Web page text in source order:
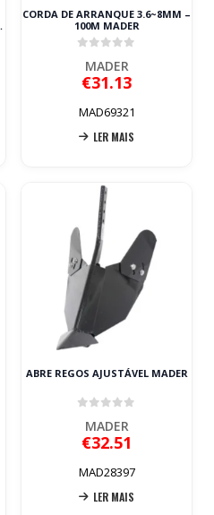
CORDA DE ARRANQUE 3.6~8MM –
100M MADER
MADER
€31.13
MAD69321
LER MAIS
ABRE REGOS AJUSTÁVEL MADER
MADER
€32.51
MAD28397
LER MAIS